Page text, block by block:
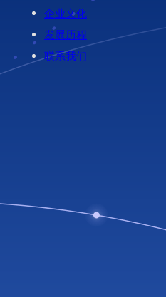
企业文化
发展历程
联系我们